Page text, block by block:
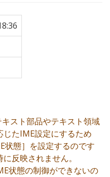
スト部品やテキスト領域
たIME設定にするため
状態］を設定するのです
反映されません。
状態の制御ができないの